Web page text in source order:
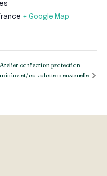
+ Google Map
Atelier confection protection
et/ou culotte menstruelle